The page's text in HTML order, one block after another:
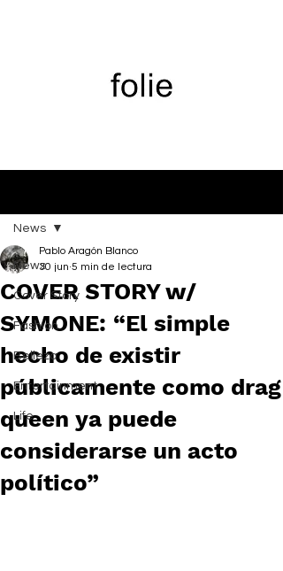
News
Cover Story
Fashion
Belleza
Entertainment
Life
News
COVER STORY w/
SYMONE: “El simple
hecho de existir
públicamente como drag
queen ya puede
considerarse un acto
político”
Pablo Aragón Blanco
30 jun 5 min de lectura